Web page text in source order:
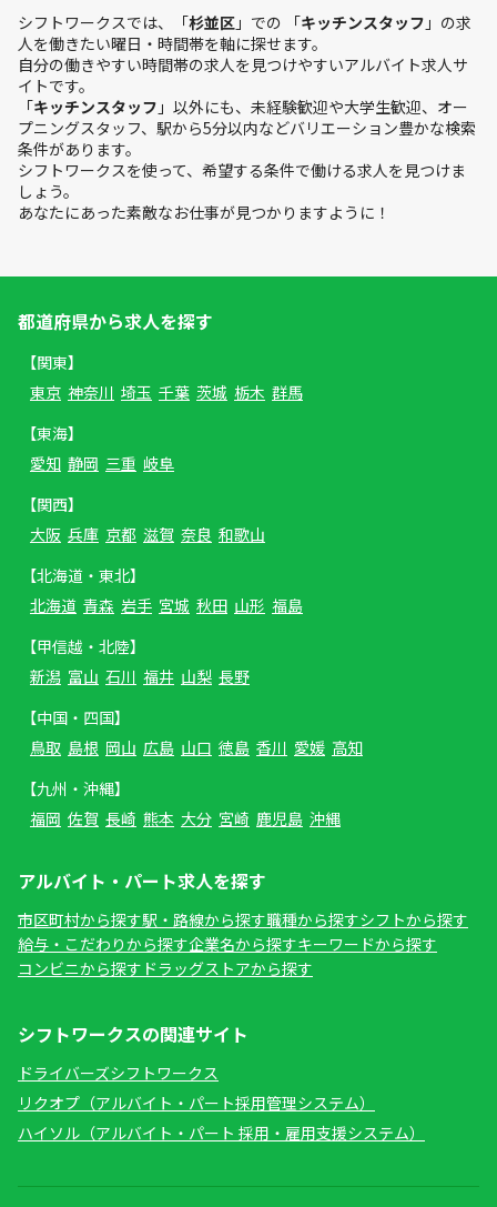
シフトワークスでは、「杉並区 」での 「キッチンスタッフ 」の求
人を働きたい曜日・時間帯を軸に探せます。
自分の働きやすい時間帯の求人を見つけやすいアルバイト求人サ
イトです。
「キッチンスタッフ 」以外にも、未経験歓迎や大学生歓迎、オー
プニングスタッフ、駅から5分以内などバリエーション豊かな検索
条件があります。
シフトワークスを使って、希望する条件で働ける求人を見つけま
しょう。
あなたにあった素敵なお仕事が見つかりますように！
都道府県から求人を探す
【関東】
東京 神奈川 埼玉 千葉 茨城 栃木 群馬
【東海】
愛知 静岡 三重 岐阜
【関西】
大阪 兵庫 京都 滋賀 奈良 和歌山
【北海道・東北】
北海道 青森 岩手 宮城 秋田 山形 福島
【甲信越・北陸】
新潟 富山 石川 福井 山梨 長野
【中国・四国】
鳥取 島根 岡山 広島 山口 徳島 香川 愛媛 高知
【九州・沖縄】
福岡 佐賀 長崎 熊本 大分 宮崎 鹿児島 沖縄
アルバイト・パート求人を探す
市区町村から探す駅・路線から探す職種から探すシフトから探す
給与・こだわりから探す企業名から探すキーワードから探す
コンビニから探す ドラッグストアから探す
シフトワークスの関連サイト
ドライバーズシフトワークス
リクオプ（アルバイト・パート採用管理システム）
ハイソル（アルバイト・パート 採用・雇用支援システム）